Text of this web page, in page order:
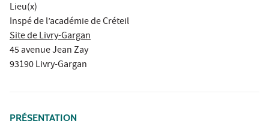
Lieu(x)
Inspé de l’académie de Créteil
Site de Livry-Gargan
45 avenue Jean Zay
93190 Livry-Gargan
PRÉSENTATION